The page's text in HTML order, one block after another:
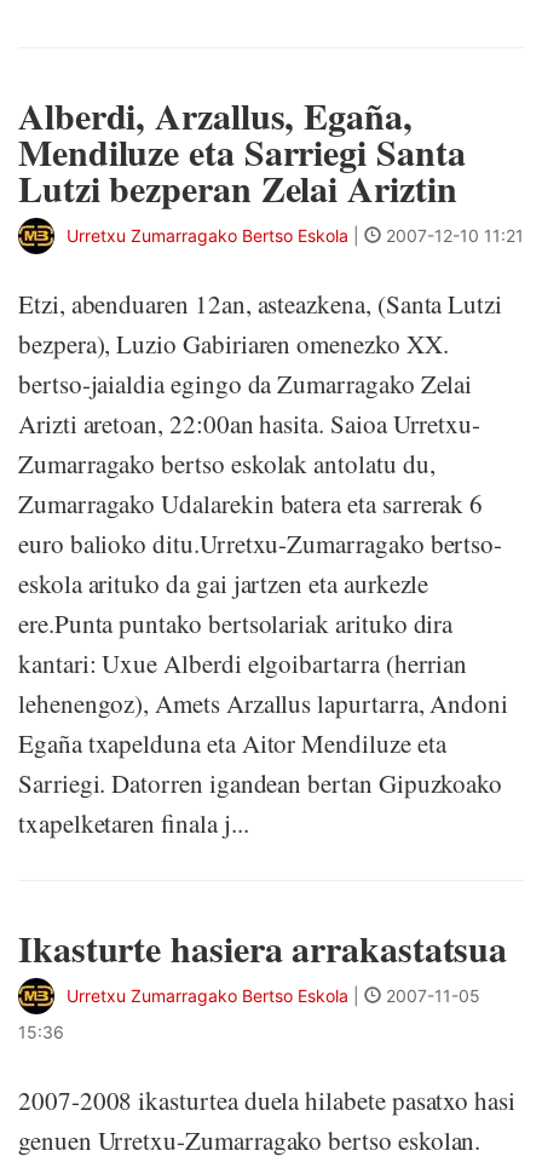
Alberdi, Arzallus, Egaña,
Mendiluze eta Sarriegi Santa
Lutzi bezperan Zelai Ariztin
Urretxu Zumarragako Bertso Eskola 2007-12-10 11:21
Etzi, abenduaren 12an, asteazkena, (Santa Lutzi
bezpera), Luzio Gabiriaren omenezko XX.
bertso-jaialdia egingo da Zumarragako Zelai
Arizti aretoan, 22:00an hasita. Saioa Urretxu-
Zumarragako bertso eskolak antolatu du,
Zumarragako Udalarekin batera eta sarrerak 6
euro balioko ditu.Urretxu-Zumarragako bertso-
eskola arituko da gai jartzen eta aurkezle
ere.Punta puntako bertsolariak arituko dira
kantari: Uxue Alberdi elgoibartarra (herrian
lehenengoz), Amets Arzallus lapurtarra, Andoni
Egaña txapelduna eta Aitor Mendiluze eta
Sarriegi. Datorren igandean bertan Gipuzkoako
txapelketaren finala j...
Ikasturte hasiera arrakastatsua
Urretxu Zumarragako Bertso Eskola
2007-11-05
15:36
2007-2008 ikasturtea duela hilabete pasatxo hasi
genuen Urretxu-Zumarragako bertso eskolan.